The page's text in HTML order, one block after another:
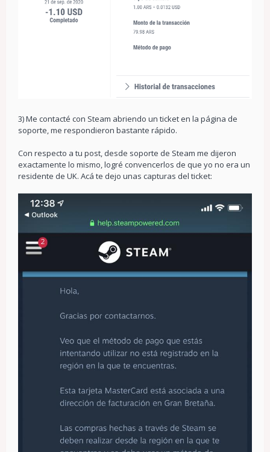
3) Me contacté con Steam abriendo un ticket en la página de
soporte, me respondieron bastante rápido.
Con respecto a tu post, desde soporte de Steam me dijeron
exactamente lo mismo, logré convencerlos de que yo no era un
residente de UK. Acá te dejo unas capturas del ticket: